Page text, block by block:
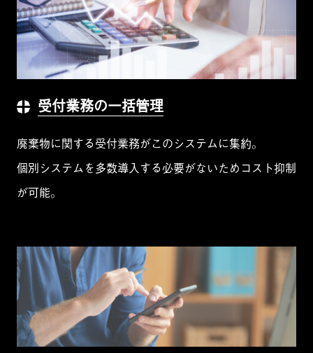
受付業務の一括管理
廃棄物に関する受付業務がこのシステムに集約。
個別システムを多数導入する必要がないためコスト抑制
が可能。